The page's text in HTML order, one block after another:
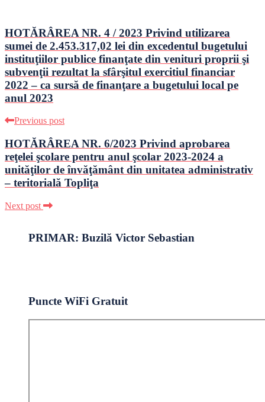
HOTĂRÂREA NR. 4 / 2023 Privind utilizarea
sumei de 2.453.317,02 lei din excedentul bugetului
instituţiilor publice finanţate din venituri proprii şi
subvenţii rezultat la sfârşitul exercitiul financiar
2022 – ca sursă de finanţare a bugetului local pe
anul 2023
Previous post
HOTĂRÂREA NR. 6/2023 Privind aprobarea
reţelei şcolare pentru anul şcolar 2023-2024 a
unităţilor de învăţământ din unitatea administrativ
– teritorială Topliţa
Next post
PRIMAR: Buzilă Victor Sebastian
Puncte WiFi Gratuit